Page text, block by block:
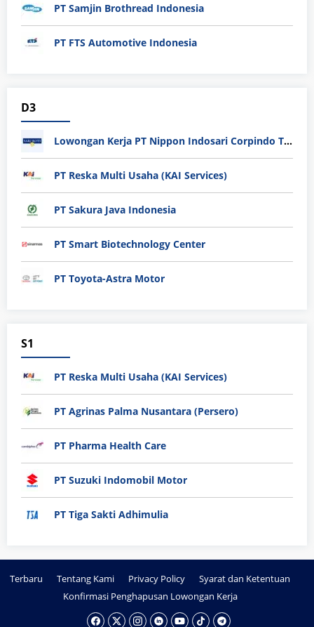
PT Samjin Brothread Indonesia
PT FTS Automotive Indonesia
D3
Lowongan Kerja PT Nippon Indosari Corpindo Tbk. Bulan Agustus 2026
PT Reska Multi Usaha (KAI Services)
PT Sakura Java Indonesia
PT Smart Biotechnology Center
PT Toyota-Astra Motor
S1
PT Reska Multi Usaha (KAI Services)
PT Agrinas Palma Nusantara (Persero)
PT Pharma Health Care
PT Suzuki Indomobil Motor
PT Tiga Sakti Adhimulia
Terbaru Tentang Kami Privacy Policy
Syarat dan Ketentuan
Konfirmasi Penghapusan Lowongan Kerja